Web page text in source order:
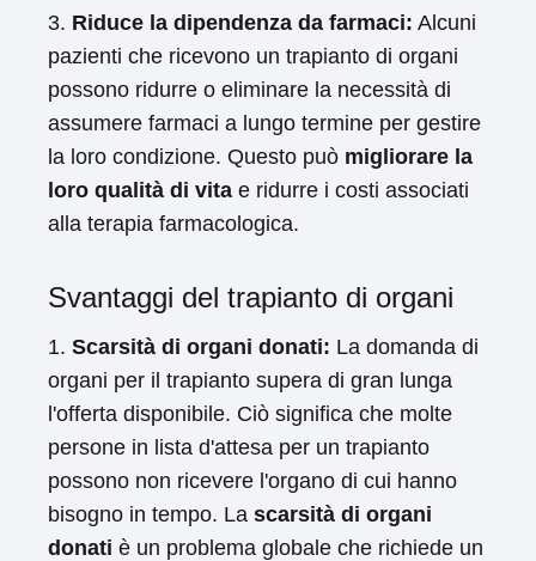
3. Riduce la dipendenza da farmaci: Alcuni
pazienti che ricevono un trapianto di organi
possono ridurre o eliminare la necessità di
assumere farmaci a lungo termine per gestire
la loro condizione. Questo può migliorare la
loro qualità di vita e ridurre i costi associati
alla terapia farmacologica.
Svantaggi del trapianto di organi
1. Scarsità di organi donati: La domanda di
organi per il trapianto supera di gran lunga
l'offerta disponibile. Ciò significa che molte
persone in lista d'attesa per un trapianto
possono non ricevere l'organo di cui hanno
bisogno in tempo. La scarsità di organi
donati è un problema globale che richiede un